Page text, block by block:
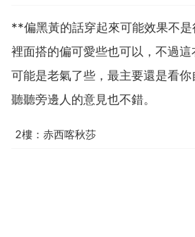
**偏黑黃的話穿起來可能效果不是
裡面搭的偏可愛些也可以，不過
可能是老氣了些，最主要還是看
聽聽旁邊人的意見也不錯。
2樓：赤西喀秋莎